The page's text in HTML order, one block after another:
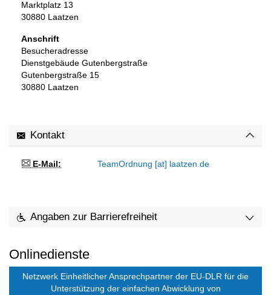
Marktplatz 13
30880 Laatzen
Anschrift
Besucheradresse
Dienstgebäude Gutenbergstraße
Gutenbergstraße 15
30880 Laatzen
Kontakt
E-Mail: TeamOrdnung [at] laatzen.de
Angaben zur Barrierefreiheit
Onlinedienste
Netzwerk Einheitlicher Ansprechpartner der EU-DLR für die
Unterstützung der einfachen Abwicklung von